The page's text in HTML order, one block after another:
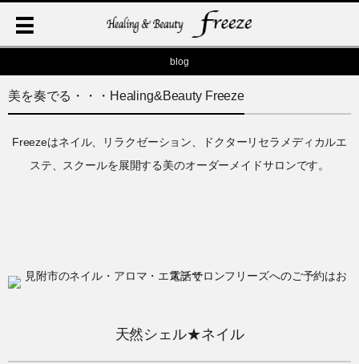
blog
美を奏でる・・・Healing&Beauty Freeze
Freezeはネイル、リラクゼーション、ドクターリセラメディカルエ
ステ、スクールを展開する美のオーダーメイドサロンです。
天然シェル★ネイル